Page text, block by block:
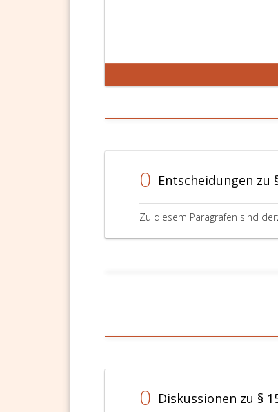
0 Entscheidungen zu
Zu diesem Paragrafen sind
0 Diskussionen zu §